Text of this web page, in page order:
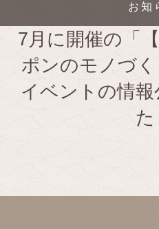
お知
7月に開催の「
ポンのモノづく
イベントの情
た